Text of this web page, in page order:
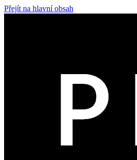
Přejít na hlavní obsah